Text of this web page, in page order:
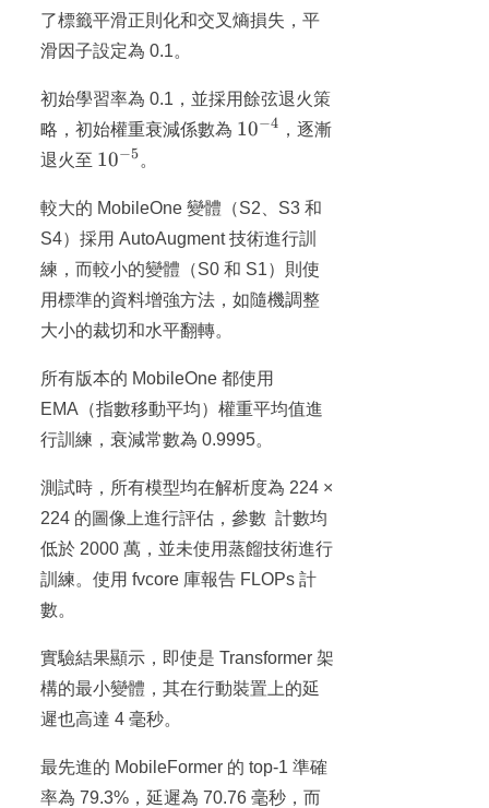
了標籤平滑正則化和交叉熵損失，平
滑因子設定為 0.1。
初始學習率為 0.1，並採用餘弦退火策
略，初始權重衰減係數為 10^{-4}
10−4 ，逐漸
退火至 10^{-5}
10−5。
較大的 MobileOne 變體（S2、S3 和
S4）採用 AutoAugment 技術進行訓
練，而較小的變體（S0 和 S1）則使
用標準的資料增強方法，如隨機調整
大小的裁切和水平翻轉。
所有版本的 MobileOne 都使用
EMA（指數移動平均）權重平均值進
行訓練，衰減常數為 0.9995。
測試時，所有模型均在解析度為 224 ×
224 的圖像上進行評估，參數 ​​ 計數均
低於 2000 萬，並未使用蒸餾技術進行
訓練。使用 fvcore 庫報告 FLOPs 計
數。
實驗結果顯示，即使是 Transformer 架
構的最小變體，其在行動裝置上的延
遲也高達 4 毫秒。
最先進的 MobileFormer 的 top-1 準確
率為 79.3%，延遲為 70.76 毫秒，而